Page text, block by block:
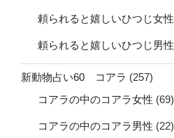
頼られると嬉しいひつじ女性
頼られると嬉しいひつじ男性
新動物占い60 コアラ (257)
コアラの中のコアラ女性 (69)
コアラの中のコアラ男性 (22)